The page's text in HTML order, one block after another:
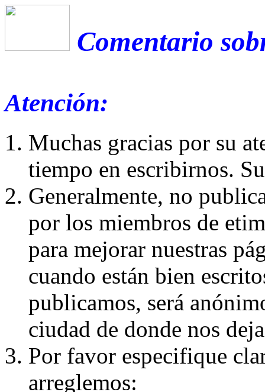
Comentario
Atención:
Muchas gracias por su
tiempo en escribirnos.
Generalmente, no
por los miembros de
para mejorar nuestras
cuando están bien
publicamos, será
ciudad de donde nos
Por favor especifique
arreglemos: